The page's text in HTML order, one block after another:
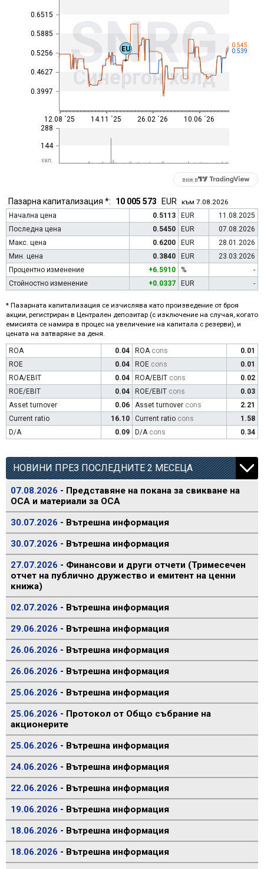
0.3997
0.4627
0.5256
0.5885
0.6515 SNRG
Синергон холд
хил.
144
288
0.539
0.545
12.08 ´25 14.11 ´25 26.02 ´26 10.06 ´26
EU
виж в
Пазарна капитализация *: 10 005 573 EUR към 7.08.2026
Начална цена
0.5113 EUR
11.08.2025
Последна цена
0.5450 EUR
07.08.2026
Макс. цена
0.6200 EUR
28.01.2026
Мин. цена
0.3840 EUR
23.03.2026
Процентно изменение
+6.5910 %
-
Стойностно изменение
+0.0337 EUR -
* Пазарната капитализация се изчислява като произведение от броя
акции, регистриран в Централен депозитар (с изключение на случая, когато
емисията се намира в процес на увеличение на капитала с резерви), и
цената на затваряне за деня.
ROA 0.04 ROA cons
0.01
ROE
0.04 ROE cons
0.01
ROA/EBIT
0.04 ROA/EBIT cons
0.02
ROE/EBIT
0.04 ROE/EBIT cons
0.03
Asset turnover
0.06 Asset turnover cons
2.21
Current ratio
16.10 Current ratio cons
1.58
D/A
0.09 D/A cons 0.34
НОВИНИ ПРЕЗ ПОСЛЕДНИТЕ 2 МЕСЕЦА
07.08.2026 - Представяне на покана за свикване на
ОСА и материали за ОСА
30.07.2026 - Вътрешна информация
30.07.2026 - Вътрешна информация
27.07.2026 - Финансови и други отчети (Тримесечен
отчет на публично дружество и емитент на ценни
книжа)
02.07.2026 - Вътрешна информация
29.06.2026 - Вътрешна информация
26.06.2026 - Вътрешна информация
26.06.2026 - Вътрешна информация
25.06.2026 - Вътрешна информация
25.06.2026 - Протокол от Общо събрание на
акционерите
25.06.2026 - Вътрешна информация
24.06.2026 - Вътрешна информация
22.06.2026 - Вътрешна информация
19.06.2026 - Вътрешна информация
18.06.2026 - Вътрешна информация
18.06.2026 - Вътрешна информация